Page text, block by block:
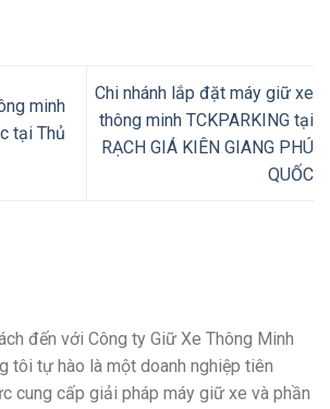
minh
tại Thủ
Chi nhánh lắp đặt máy giữ xe
thông minh TCKPARKING tại
RẠCH GIÁ KIÊN GIANG PHÚ
QUỐC
đến với Công ty Giữ Xe Thông Minh
tôi tự hào là một doanh nghiệp tiên
cung cấp giải pháp máy giữ xe và phần